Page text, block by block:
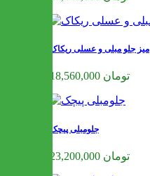
میز جلو مبلی و عسلی ریکاک
18,560,000 تومان
جلومبلی پیچک
23,200,000 تومان